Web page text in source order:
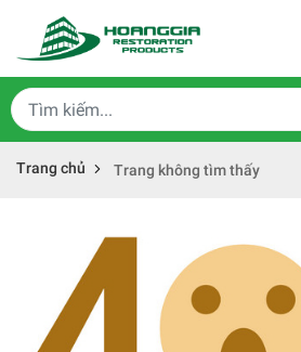
Trang chủ Trang không tìm thấy